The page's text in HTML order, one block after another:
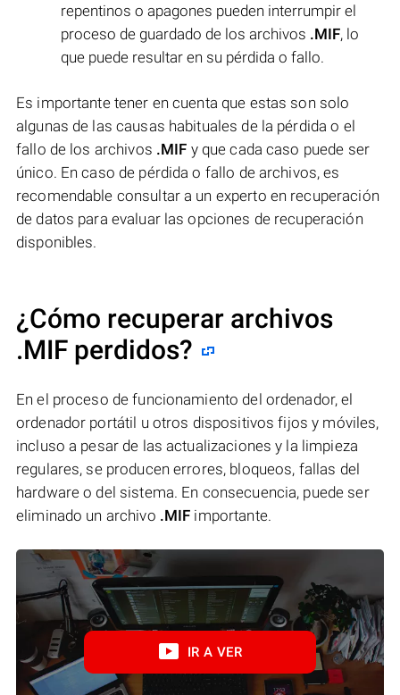
repentinos o apagones pueden interrumpir el
proceso de guardado de los archivos .MIF, lo
que puede resultar en su pérdida o fallo.
Es importante tener en cuenta que estas son solo
algunas de las causas habituales de la pérdida o el
fallo de los archivos .MIF y que cada caso puede ser
único. En caso de pérdida o fallo de archivos, es
recomendable consultar a un experto en recuperación
de datos para evaluar las opciones de recuperación
disponibles.
¿Cómo recuperar archivos
.MIF perdidos?
En el proceso de funcionamiento del ordenador, el
ordenador portátil u otros dispositivos fijos y móviles,
incluso a pesar de las actualizaciones y la limpieza
regulares, se producen errores, bloqueos, fallas del
hardware o del sistema. En consecuencia, puede ser
eliminado un archivo .MIF importante.
IR A VER